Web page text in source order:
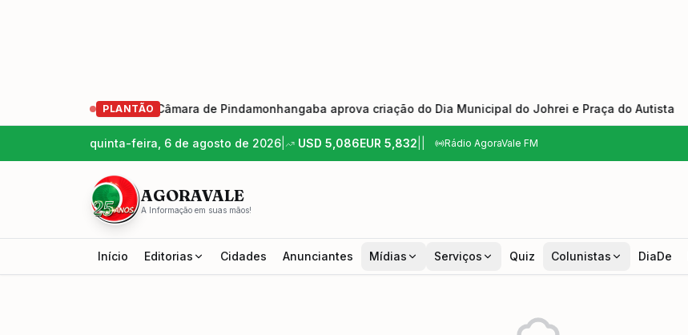
PLANTÃO
• Câmara de Pindamonhangaba aprova criação do Dia Municipal do Johrei e Praça do Autista •
quinta-feira, 6 de agosto de 2026 USD 5,086EUR 5,832 Rádio AgoraVale FM
AGORAVALE
A Informação em suas mãos!
Início Editorias Cidades Anunciantes Mídias Serviços Quiz Colunistas DiaDe